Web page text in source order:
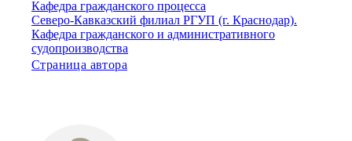
Кафедра гражданского процесса
Северо-Кавказский филиал РГУП (г. Краснодар).
Кафедра гражданского и административного
судопроизводства
Страница автора